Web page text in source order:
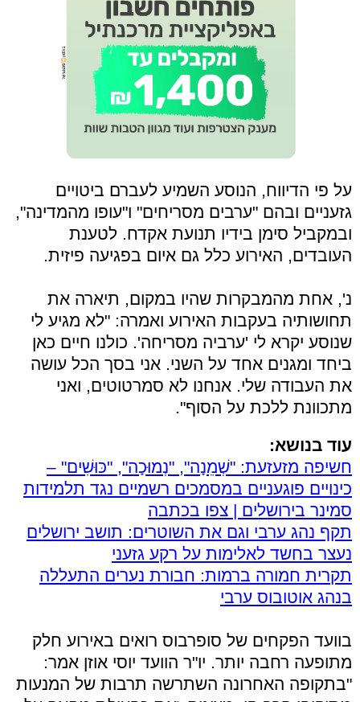
על פי הדיווח, הנוסע השמיע לעברם ביטויים
גזעניים ובהם "ערבים מסריחים" ו"עופו מהמדינה",
ובמקביל סימן בידיו תנועת אקדח. לטענת
העובדים, האירוע כלל גם איום בפגיעה פיזית.
נ', אחת מהמבקרות שהיו במקום, תיארה את
תחושותיה בעקבות האירוע ואמרה: "לא מגיע לי
שנוסע יקרא לי 'ערביה מסריחה'. כולנו חיים כאן
ביחד ומגנים אחד על השני. אני בסך הכל עושה
את העבודה שלי. אנחנו לא סמרטוטים, ואני
מתכוונת ללכת על הסוף".
עוד בנושא:
חשיפה מזעזעת: "שְׁמֵנָה", "נְמוּכָה", "כּוּשִׁים" –
כינויים פוגעניים במסמכים רשמיים נגד תלמידות
סמינר בירושלים | צפו בכתבה
תקף נהג ערבי וגם את השוטרים: תושב ירושלים
נעצר בחשד לאלימות על רקע גזעני
תקרית חמורה ברמות: חבורת נערים התעללה
בנהג אוטובוס ערבי
בוועד הפקחים של סופרבוס רואים באירוע חלק
מתופעה רחבה יותר. יו"ר הוועד יוסי אוזן אמר:
"בתקופה האחרונה השתרשה תרבות של המנעות